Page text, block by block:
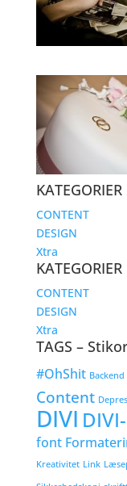
KATEGORIER
CONTENT
DESIGN
Xtra
KATEGORIER
CONTENT
DESIGN
Xtra
TAGS –
#OhShit Backend
Content
DIVI
font
Kreativitet Link